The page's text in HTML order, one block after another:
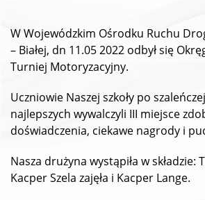
W Wojewódzkim Ośrodku Ruchu
– Białej, dn 11.05 2022 odbył się
Turniej Motoryzacyjny.
Uczniowie Naszej szkoły po
najlepszych wywalczyli III miejsce
doświadczenia, ciekawe nagrody i
Nasza drużyna wystąpiła w składzie:
Kacper Szela zajęła i Kacper Lange.